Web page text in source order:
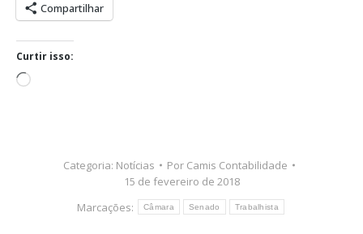
Compartilhar
Curtir isso:
Carregando...
Categoria: Notícias Por Camis Contabilidade
15 de fevereiro de 2018
Marcações:
Câmara Senado Trabalhista